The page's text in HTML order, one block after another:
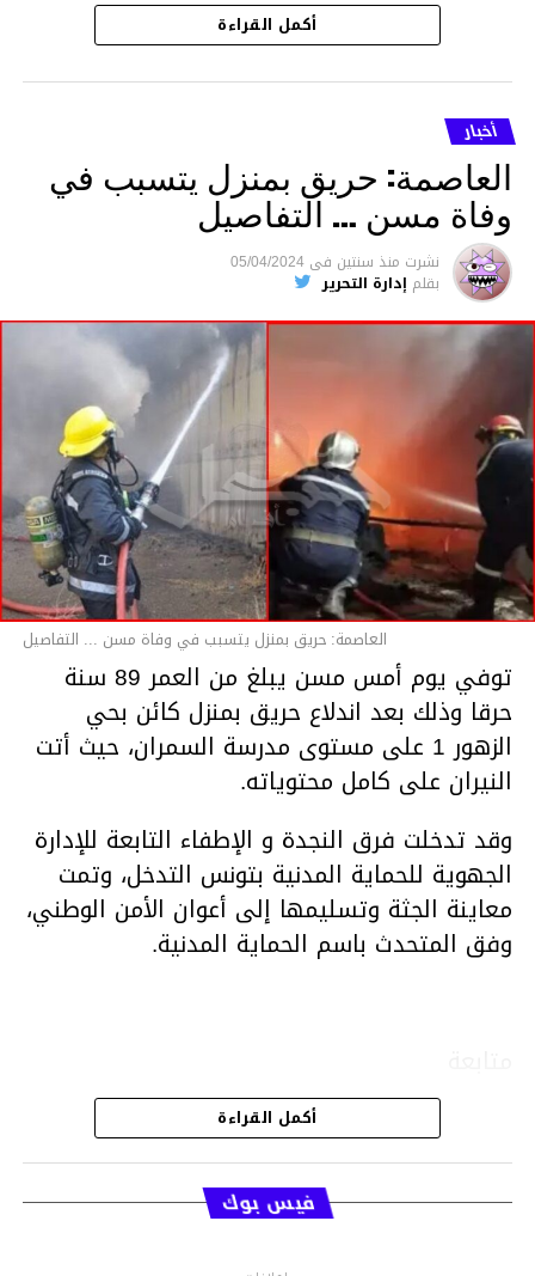
هذا وقد تمكن أعوان مركز الأمن الوطني بحي
هلال في توقيت قياسي من محاصرة المشتبه به
والقبض عليه وإحالته على التحقيق في خصوص
ما نُسبه إليه.
متابعة
قسم الاخبار
أكمل القراءة
أخبار
العاصمة: حريق بمنزل يتسبب في
وفاة مسن … التفاصيل
نشرت منذ سنتين فى 05/04/2024
بقلم إدارة التحرير
العاصمة: حريق بمنزل يتسبب في وفاة مسن ... التفاصيل
توفي يوم أمس مسن يبلغ من العمر 89 سنة
حرقا وذلك بعد اندلاع حريق بمنزل كائن بحي
الزهور 1 على مستوى مدرسة السمران، حيث أتت
النيران على كامل محتوياته.
وقد تدخلت فرق النجدة و الإطفاء التابعة للإدارة
الجهوية للحماية المدنية بتونس التدخل، وتمت
معاينة الجثة وتسليمها إلى أعوان الأمن الوطني،
وفق المتحدث باسم الحماية المدنية.
قسم الاخبار
أكمل القراءة
فيس بوك